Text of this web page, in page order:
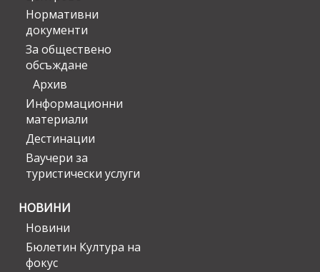
Нормативни
документи
За обществено
обсъждане
Архив
Информационни
материали
Дестинации
Ваучери за
туристически услуги
НОВИНИ
Новини
Бюлетин Култура на
фокус